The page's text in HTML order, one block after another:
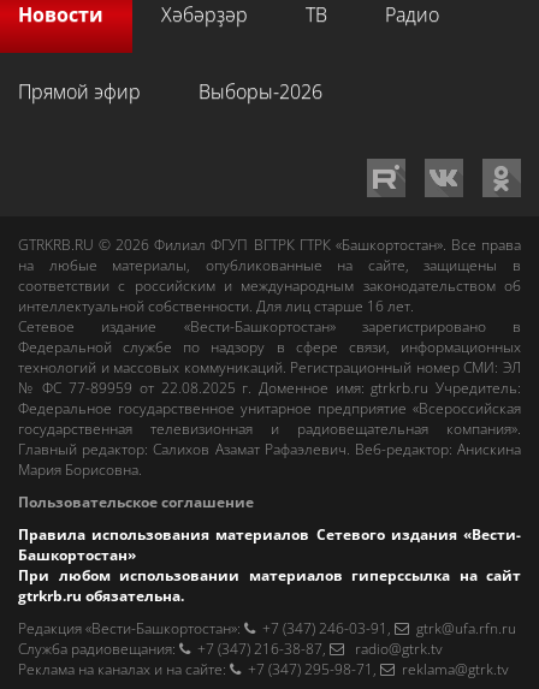
Новости Хәбәрҙәр ТВ Радио
Прямой эфир Выборы-2026
GTRKRB.RU © 2026Филиал ФГУП ВГТРК ГТРК «Башкортостан». Все права
на любые материалы, опубликованные на сайте, защищены в
соответствии с российским и международным законодательством об
интеллектуальной собственности. Для лиц старше 16 лет.
Сетевое издание «Вести-Башкортостан»зарегистрировано в
Федеральной службе по надзору в сфере связи, информационных
технологий и массовых коммуникаций. Регистрационный номер СМИ: ЭЛ
№ ФС 77-89959 от 22.08.2025 г. Доменное имя:gtrkrb.ru Учредитель:
Федеральное государственное унитарное предприятие «Всероссийская
государственная телевизионная и радиовещательная компания».
Главный редактор:Салихов Азамат Рафаэлевич. Веб-редактор:Анискина
Мария Борисовна.
Пользовательское соглашение
Правила использования материалов Сетевого издания «Вести-
Башкортостан»
При любом использовании материалов гиперссылка на сайт
gtrkrb.ru обязательна.
Редакция «Вести-Башкортостан»: +7 (347) 246-03-91 ,
gtrk@ufa.rfn.ru
Cлужба радиовещания: +7 (347) 216-38-87,
radio@gtrk.tv
Реклама на каналах и на сайте: +7 (347) 295-98-71 , reklama@gtrk.tv